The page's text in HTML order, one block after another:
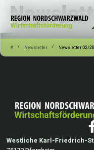
# / Newsletter / Newsletter 02/
Westliche Karl-Friedrich-